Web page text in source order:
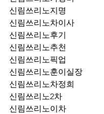
신림쓰리노지명
신림쓰리노차이사
신림쓰리노후기
신림쓰리노추천
신림쓰리노훈이실장
신림쓰리노차정희
신림쓰리노2차
신림쓰리노이차